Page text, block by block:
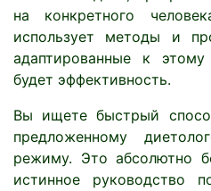
на конкретного
использует методы и
адаптированные к
будет эффективность.
Вы ищете быстрый
предложенному
режиму. Это абсолютно
истинное руководство